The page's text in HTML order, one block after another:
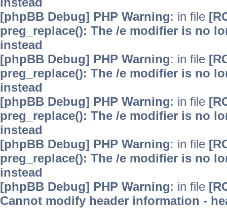
[phpBB Debug] PHP Warning: in file
preg_replace(): The /e modifier is no
instead
[phpBB Debug] PHP Warning: in file
preg_replace(): The /e modifier is no
instead
[phpBB Debug] PHP Warning: in file
preg_replace(): The /e modifier is no
instead
[phpBB Debug] PHP Warning: in file
preg_replace(): The /e modifier is no
instead
[phpBB Debug] PHP Warning: in file
Cannot modify header information -